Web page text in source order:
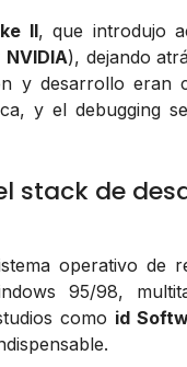
II, que introdujo
NVIDIA), dejando
y desarrollo eran
y el debugging
stack de
operativo de
95/98,
como id